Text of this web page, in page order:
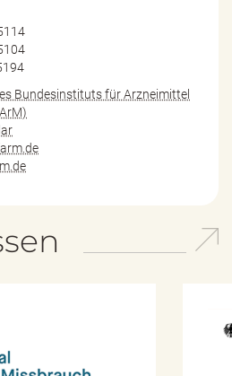
Bundesinstituts für Arzneimittel